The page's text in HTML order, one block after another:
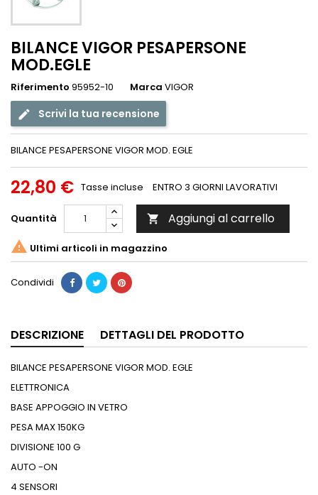
BILANCE VIGOR PESAPERSONE
MOD.EGLE
Riferimento 95952-10 Marca VIGOR
Scrivi la tua recensione
BILANCE PESAPERSONE VIGOR MOD. EGLE
22,80 € Tasse incluse ENTRO 3 GIORNI LAVORATIVI
Quantità  Aggiungi al carrello
 Ultimi articoli in magazzino
Condividi
DESCRIZIONE DETTAGLI DEL PRODOTTO
BILANCE PESAPERSONE VIGOR MOD. EGLE
ELETTRONICA
BASE APPOGGIO IN VETRO
PESA MAX 150KG
DIVISIONE 100 G
AUTO -ON
4 SENSORI